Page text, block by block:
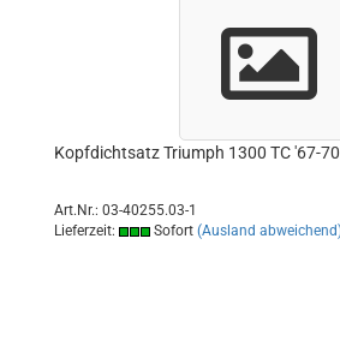
Kopfdichtsatz Triumph 1300 TC '67-70
Art.Nr.: 03-40255.03-1
Lieferzeit:
Sofort (Ausland